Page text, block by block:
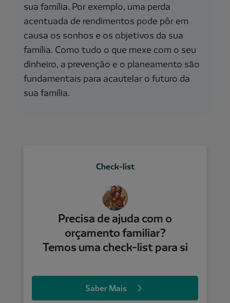
sua família. Por exemplo, uma perda
acentuada de rendimentos pode pôr em
causa os sonhos e os objetivos da sua
família. Como tudo o que mexe com o seu
dinheiro, a prevenção e o planeamento são
fundamentais para acautelar o futuro da
sua família.
Check-list
Precisa de ajuda com o
orçamento familiar?
Temos uma check-list para si
Saber Mais